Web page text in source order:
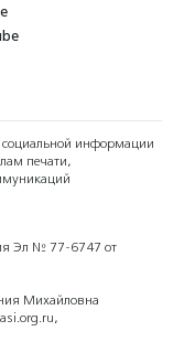
социальной информации
печати,
Эл № 77-6747 от
Михайловна
,